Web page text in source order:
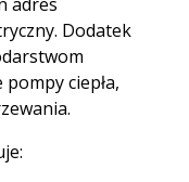
Dodatek
ciepła,